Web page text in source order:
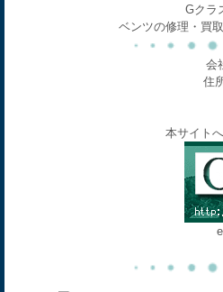
Gクラ
ベンツの修理・買
会
住
本サイト